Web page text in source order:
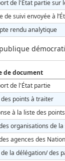
de l'État partie sur
de suivi envoyée à
rendu analytique
de document
de l'État partie
des points à traiter
à la liste des
organisations de
agences des
de la délégation/ des